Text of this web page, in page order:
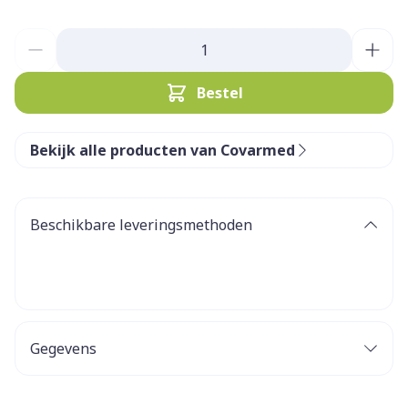
Bestel
Bekijk alle producten van Covarmed
Beschikbare leveringsmethoden
Gegevens